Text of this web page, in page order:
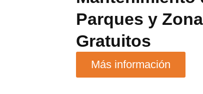
Parques y
Gratuitos
Más información